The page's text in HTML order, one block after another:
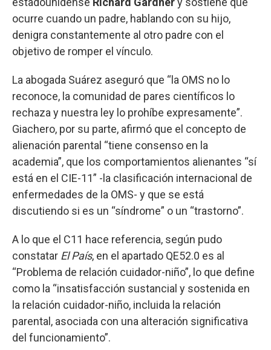
ocurre cuando un padre, hablando con su hijo,
denigra constantemente al otro padre con el
objetivo de romper el vínculo.
La abogada Suárez aseguró que “la OMS no lo
reconoce, la comunidad de pares científicos lo
rechaza y nuestra ley lo prohíbe expresamente”.
Giachero, por su parte, afirmó que el concepto de
alienación parental “tiene consenso en la
academia”, que los comportamientos alienantes “sí
está en el CIE-11” -la clasificación internacional de
enfermedades de la OMS- y que se está
discutiendo si es un “síndrome” o un “trastorno”.
A lo que el C11 hace referencia, según pudo
constatar El País, en el apartado QE52.0 es al
“Problema de relación cuidador-niño”, lo que define
como la “insatisfacción sustancial y sostenida en
la relación cuidador-niño, incluida la relación
parental, asociada con una alteración significativa
del funcionamiento”.